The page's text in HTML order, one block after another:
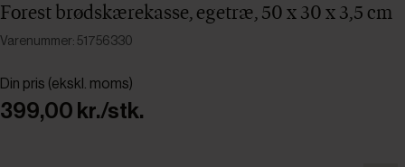
Forest brødskærekasse, egetræ, 50 x 30 x 3,5 cm
Varenummer: 51756330
Din pris (ekskl. moms)
399,00 kr./stk.